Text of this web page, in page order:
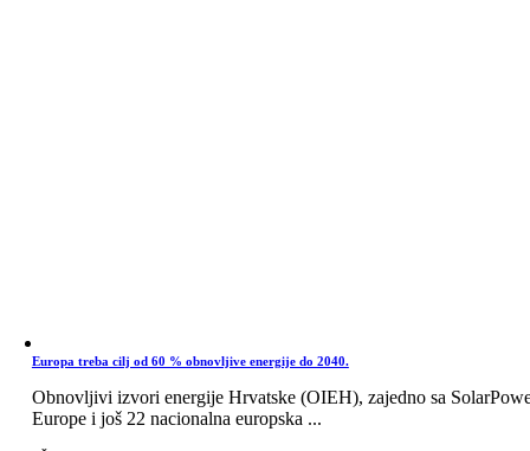
Europa treba cilj od 60 % obnovljive energije do 2040.
Obnovljivi izvori energije Hrvatske (OIEH), zajedno sa
Europe i još 22 nacionalna europska ...